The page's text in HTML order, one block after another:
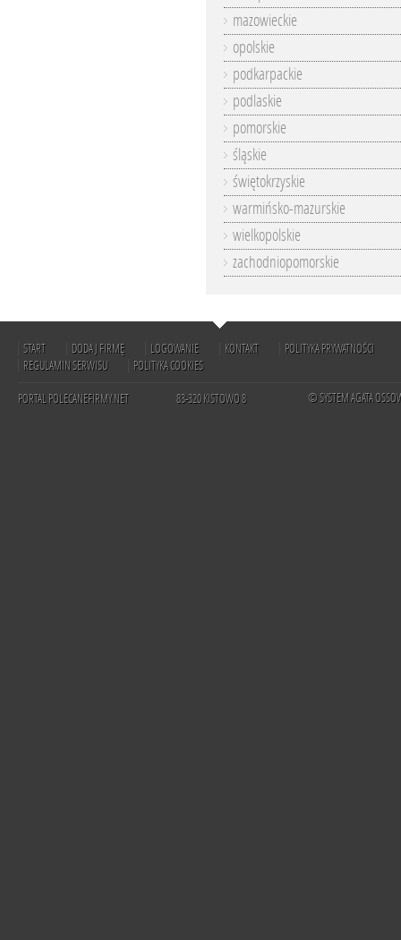
mazowieckie
opolskie
podkarpackie
podlaskie
pomorskie
śląskie
świętokrzyskie
warmińsko-mazurskie
wielkopolskie
zachodniopomorskie
START DODAJ FIRMĘ LOGOWANIE KONTAKT
POLITYKA PRYWATNOŚCI
REGULAMIN SERWISU
POLITYKA COOKIES
PORTAL POLECANEFIRMY.NET 83-320 KISTOWO 8 © SYSTEM AGATA